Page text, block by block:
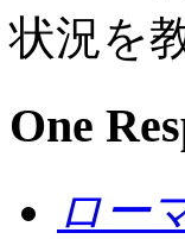
状況を
One
ロー